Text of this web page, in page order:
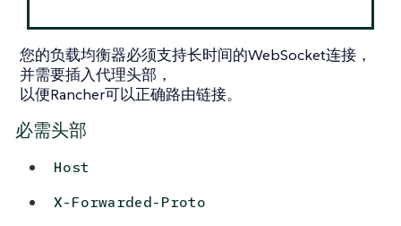
您的负载均衡器必须支持长时间的WebSocket连接，
并需要插入代理头部，
以便Rancher可以正确路由链接。
必需头部
Host
X-Forwarded-Proto